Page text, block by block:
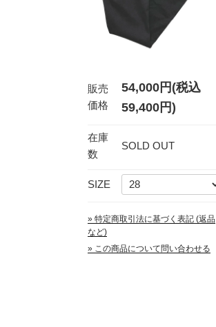
販売
価格
54,000円(税込
59,400円)
在庫
数
SOLD OUT
SIZE
» 特定商取引法に基づく表記 (返品
など)
» この商品について問い合わせる